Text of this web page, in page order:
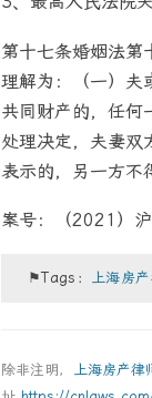
第十七条婚姻法第
理解为：（一）夫
共同财产的，任何
处理决定，夫妻双
表示的，另一方不
案号：（2021）
⚑Tags： 上海房
除非注明， 上海房产